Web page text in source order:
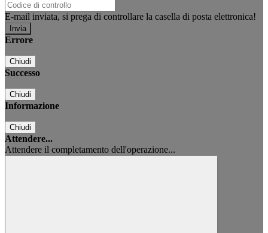
E-mail inviata, si prega di controllare la casella di posta elettronica!
Errore
Chiudi
Successo
Chiudi
Informazione
Chiudi
Attendere...
Attendere il completamento dell'operazione...